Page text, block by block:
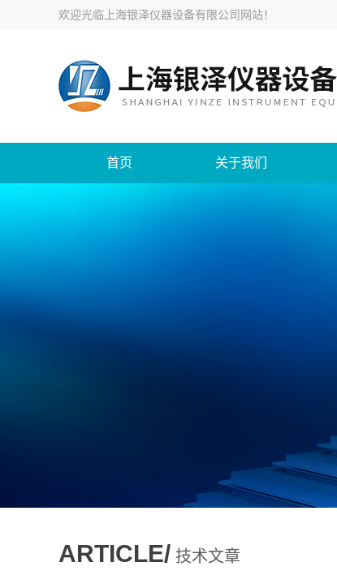
欢迎光临 上海银泽仪器设备有限公司网站！
首页 关于我们
ARTICLE/ 技术文章